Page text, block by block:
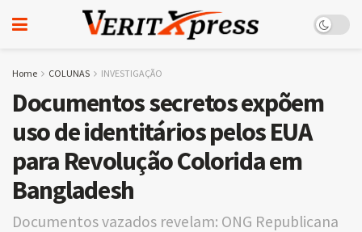
Home COLUNAS INVESTIGAÇÃO
Documentos secretos expõem
uso de identitários pelos EUA
para Revolução Colorida em
Bangladesh
Documentos vazados revelam: ONG Republicana